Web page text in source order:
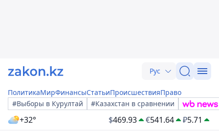
Рус
ПолитикаМирФинансыСтатьиПроисшествияПраво
#Выборы в Курултай
#Казахстан в сравнении
+32° $469.93 €541.64 ₽5.71